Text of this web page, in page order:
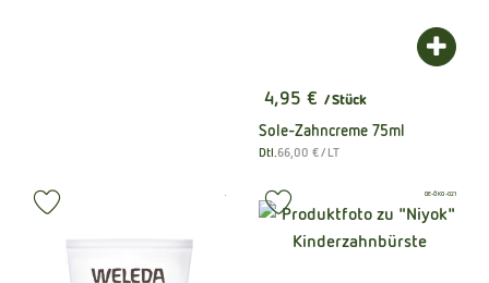
, Preis:
4,95 € / Stück
Sole-Zahncreme 75ml
, Herkunft:
Dtl. , Referenzpreis:
66,00 €/ LT
, Verband: , Verband:
, Kontrollstelle:
DE-ÖKO-021
Produkt zu Favouriten hinzufügen